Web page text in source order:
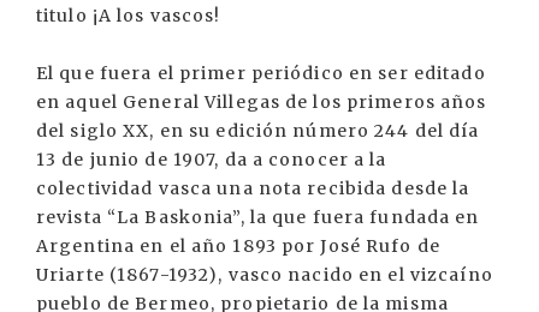
titulo ¡A los vascos!
El que fuera el primer periódico en ser editado
en aquel General Villegas de los primeros años
del siglo XX, en su edición número 244 del día
13 de junio de 1907, da a conocer a la
colectividad vasca una nota recibida desde la
revista “La Baskonia”, la que fuera fundada en
Argentina en el año 1893 por José Rufo de
Uriarte (1867-1932), vasco nacido en el vizcaíno
pueblo de Bermeo, propietario de la misma